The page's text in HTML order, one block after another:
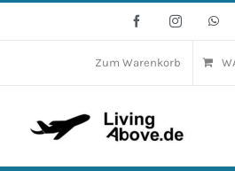
FacebookInstagram
Zum Warenkorb